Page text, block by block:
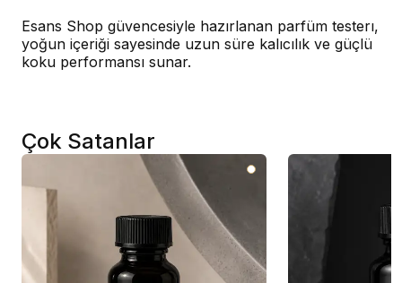
Esans Shop güvencesiyle hazırlanan parfüm testerı,
yoğun içeriği sayesinde uzun süre kalıcılık ve güçlü
koku performansı sunar.
Çok Satanlar